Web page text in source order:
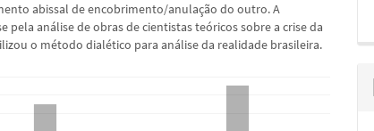
abissal de encobrimento/anulação do outro. A
pela análise de obras de cientistas teóricos sobre a crise da
o método dialético para análise da realidade brasileira.